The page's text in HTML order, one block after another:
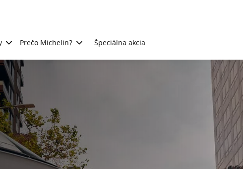
Prečo Michelin? Špeciálna akcia